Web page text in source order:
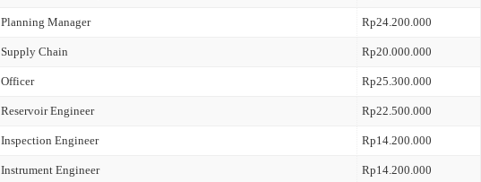
Planning Manager Rp24.200.000
Supply Chain Rp20.000.000
Officer Rp25.300.000
Reservoir Engineer Rp22.500.000
Inspection Engineer Rp14.200.000
Instrument Engineer Rp14.200.000